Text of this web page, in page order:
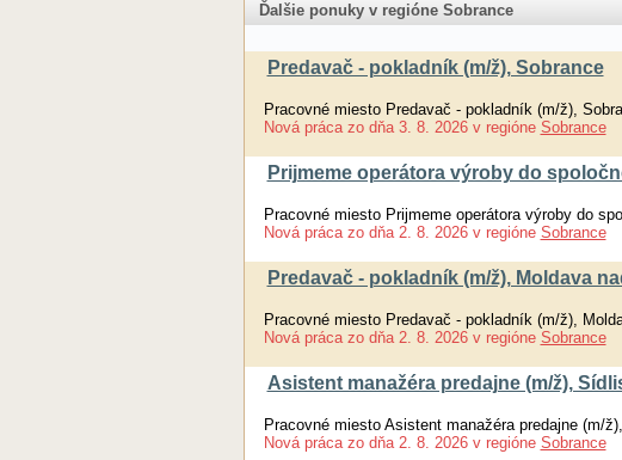
Ďalšie ponuky v regióne Sobrance
Predavač - pokladník (m/ž), Sobrance
Pracovné miesto Predavač - pokladník (m/ž),
Nová práca zo dňa 3. 8. 2026 v regióne Sobrance
Prijmeme operátora výroby do
Pracovné miesto Prijmeme operátora výroby do
Nová práca zo dňa 2. 8. 2026 v regióne Sobrance
Predavač - pokladník (m/ž), Moldava
Pracovné miesto Predavač - pokladník (m/ž),
Nová práca zo dňa 2. 8. 2026 v regióne Sobrance
Asistent manažéra predajne (m/ž),
Pracovné miesto Asistent manažéra predajne (m/
Nová práca zo dňa 2. 8. 2026 v regióne Sobrance